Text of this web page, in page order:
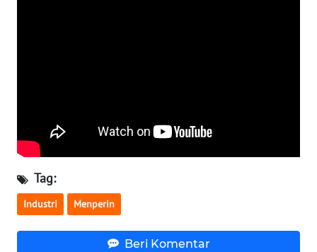
Tag:
Industri Menperin
Beri Komentar
BABEL
WN
SUMBAR